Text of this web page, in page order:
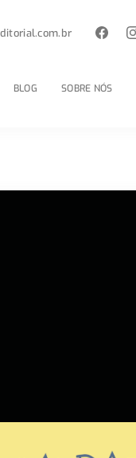
BLOG SOBRE NÓS